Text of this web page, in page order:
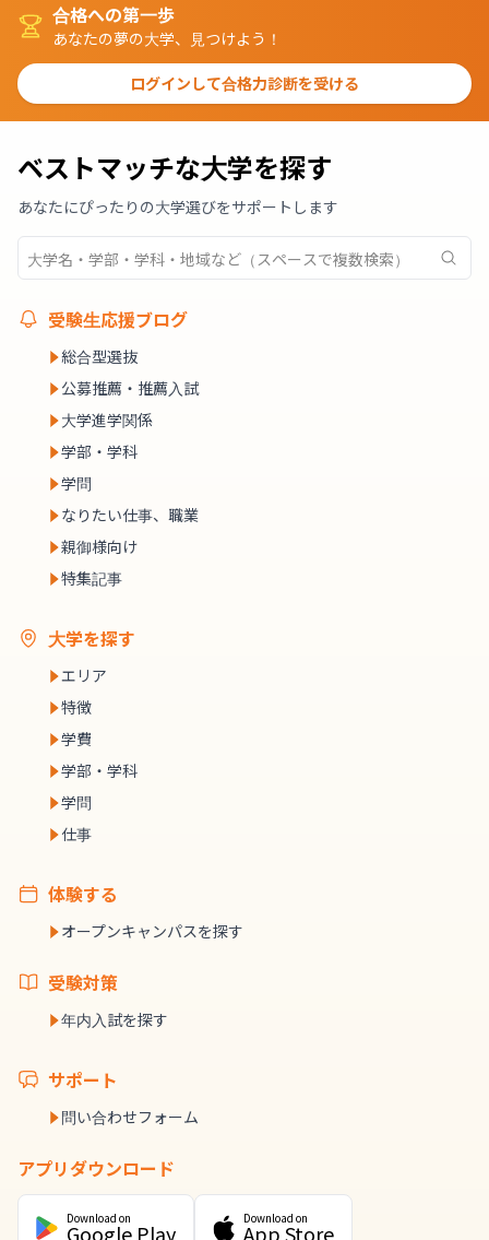
合格への第一歩
あなたの夢の大学、見つけよう！
ログインして合格力診断を受ける
ベストマッチな大学を探す
あなたにぴったりの大学選びをサポートします
受験生応援ブログ
総合型選抜
公募推薦・推薦入試
大学進学関係
学部・学科
学問
なりたい仕事、職業
親御様向け
特集記事
大学を探す
エリア
特徴
学費
学部・学科
学問
仕事
体験する
オープンキャンパスを探す
受験対策
年内入試を探す
サポート
問い合わせフォーム
アプリダウンロード
Download on
Google Play
Download on
App Store